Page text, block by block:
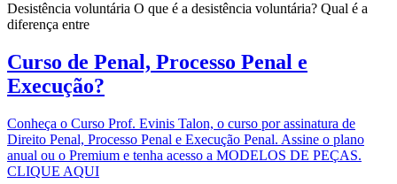
Desistência voluntária O que é a desistência voluntária? Qual é a
diferença entre
Curso de Penal, Processo Penal e
Execução?
Conheça o Curso Prof. Evinis Talon, o curso por assinatura de
Direito Penal, Processo Penal e Execução Penal. Assine o plano
anual ou o Premium e tenha acesso a MODELOS DE PEÇAS.
CLIQUE AQUI